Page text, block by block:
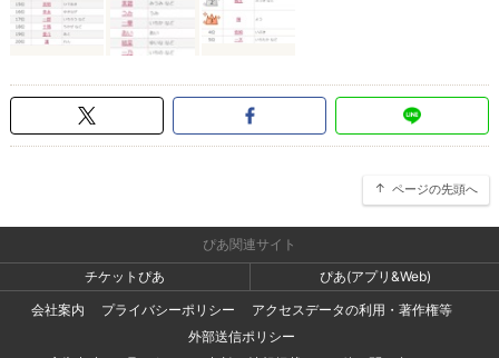
ページの先頭へ
ぴあ関連サイト
チケットぴあ
ぴあ(アプリ&Web)
会社案内
プライバシーポリシー
アクセスデータの利用・著作権等
外部送信ポリシー